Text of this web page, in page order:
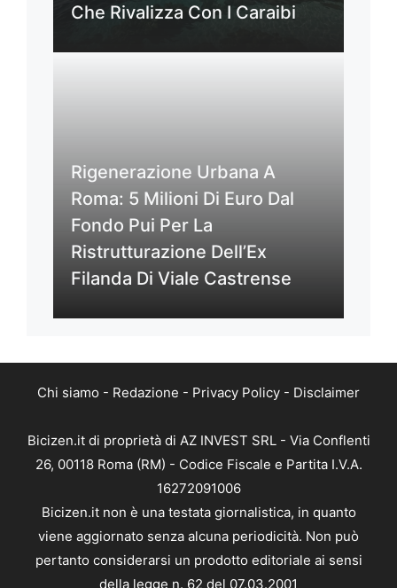
Che Rivalizza Con I Caraibi
Rigenerazione Urbana A
Roma: 5 Milioni Di Euro Dal
Fondo Pui Per La
Ristrutturazione Dell’Ex
Filanda Di Viale Castrense
Chi siamo - Redazione - Privacy Policy - Disclaimer
Bicizen.it di proprietà di AZ INVEST SRL - Via Conflenti
26, 00118 Roma (RM) - Codice Fiscale e Partita I.V.A.
16272091006
Bicizen.it non è una testata giornalistica, in quanto
viene aggiornato senza alcuna periodicità. Non può
pertanto considerarsi un prodotto editoriale ai sensi
della legge n. 62 del 07.03.2001